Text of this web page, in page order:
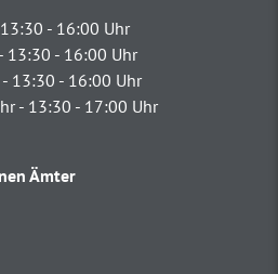
- 16:00 Uhr
13:30 - 16:00 Uhr
13:30 - 16:00 Uhr
- 13:30 - 17:00 Uhr
Ämter